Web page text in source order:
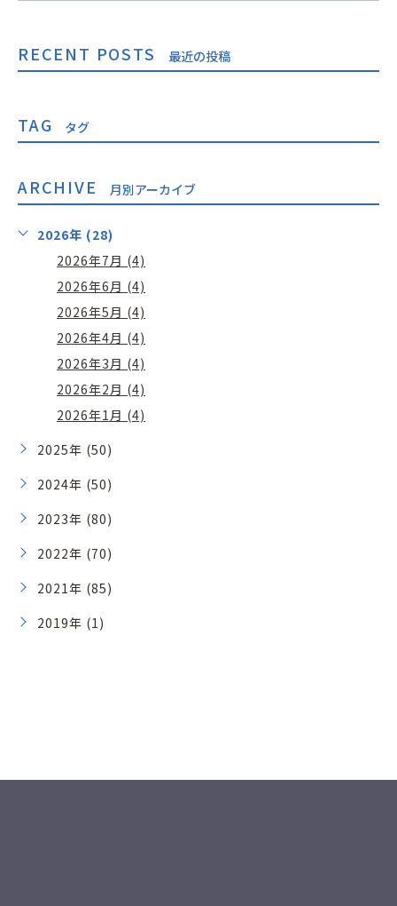
RECENT POSTS 最近の投稿
TAG タグ
ARCHIVE 月別アーカイブ
2026年 (28)
2026年7月 (4)
2026年6月 (4)
2026年5月 (4)
2026年4月 (4)
2026年3月 (4)
2026年2月 (4)
2026年1月 (4)
2025年 (50)
2024年 (50)
2023年 (80)
2022年 (70)
2021年 (85)
2019年 (1)